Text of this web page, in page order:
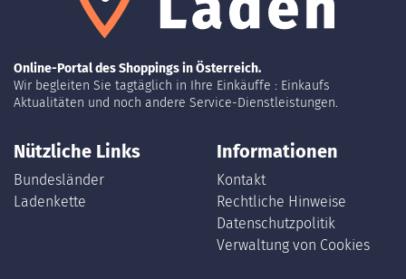
Online-Portal des Shoppings in Österreich.
Wir begleiten Sie tagtäglich in Ihre Einkäuffe : Einkaufs
Aktualitäten und noch andere Service-Dienstleistungen.
Nützliche Links
Bundesländer
Ladenkette
Informationen
Kontakt
Rechtliche Hinweise
Datenschutzpolitik
Verwaltung von Cookies